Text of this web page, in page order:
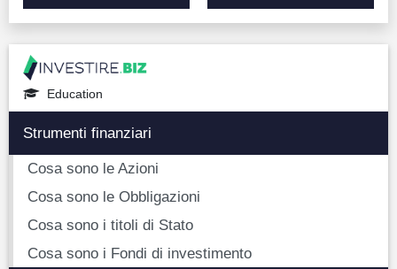
Education
Strumenti finanziari
Cosa sono le Azioni
Cosa sono le Obbligazioni
Cosa sono i titoli di Stato
Cosa sono i Fondi di investimento